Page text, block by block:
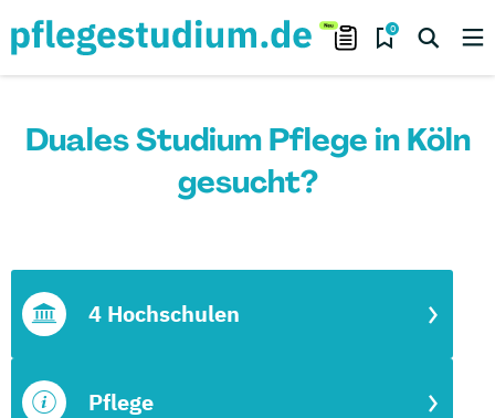
0
Duales Studium Pflege in Köln
gesucht?
Pflege
4 Hochschulen